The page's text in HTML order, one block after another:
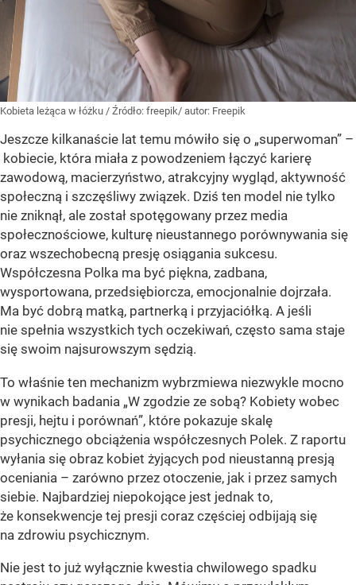
Kobieta leżąca w łóżku / Źródło: freepik/ autor: Freepik
Jeszcze kilkanaście lat temu mówiło się o „superwoman” –
kobiecie, która miała z powodzeniem łączyć karierę
zawodową, macierzyństwo, atrakcyjny wygląd, aktywność
społeczną i szczęśliwy związek. Dziś ten model nie tylko
nie zniknął, ale został spotęgowany przez media
społecznościowe, kulturę nieustannego porównywania się
oraz wszechobecną presję osiągania sukcesu.
Współczesna Polka ma być piękna, zadbana,
wysportowana, przedsiębiorcza, emocjonalnie dojrzała.
Ma być dobrą matką, partnerką i przyjaciółką. A jeśli
nie spełnia wszystkich tych oczekiwań, często sama staje
się swoim najsurowszym sędzią.
To właśnie ten mechanizm wybrzmiewa niezwykle mocno
w wynikach badania „W zgodzie ze sobą? Kobiety wobec
presji, hejtu i porównań”, które pokazuje skalę
psychicznego obciążenia współczesnych Polek. Z raportu
wyłania się obraz kobiet żyjących pod nieustanną presją
oceniania – zarówno przez otoczenie, jak i przez samych
siebie. Najbardziej niepokojące jest jednak to,
że konsekwencje tej presji coraz częściej odbijają się
na zdrowiu psychicznym.
Nie jest to już wyłącznie kwestia chwilowego spadku